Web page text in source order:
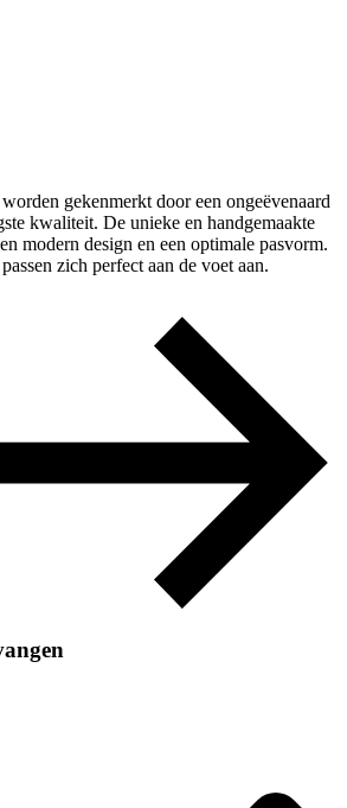
gekenmerkt door een ongeëvenaard
kwaliteit. De unieke en handgemaakte
modern design en een optimale pasvorm.
zich perfect aan de voet aan.